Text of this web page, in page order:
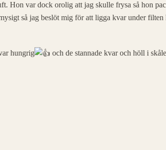
Hon var dock orolig att jag skulle frysa så hon
så jag beslöt mig för att ligga kvar under filten
hungrig
och de stannade kvar och höll i